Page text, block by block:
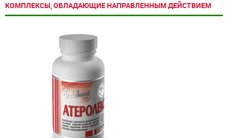
КОМПЛЕКСЫ, ОБЛАДАЮЩИЕ НАПРАВЛЕННЫМ ДЕЙСТВИЕМ